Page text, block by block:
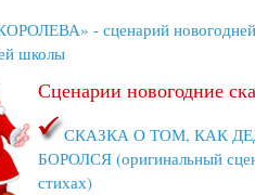
- сценарий новогодней
школы
Сценарии новогодние
СКАЗКА О ТОМ, КАК
БОРОЛСЯ (оригинальный
стихах)